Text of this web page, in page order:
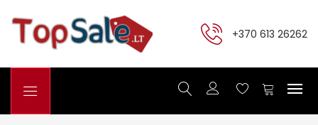
+370 613 26262